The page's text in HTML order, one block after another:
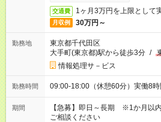
交通費 1ヶ月3万円を上限として
月収例 30万円～
勤務地
東京都千代田区
大手町(東京都)駅から徒歩3分 /
情報処理サ－ビス
勤務時間 09:00-18:00（休憩60分）実働8時
期間
【急募】即日～長期 ※1か月以
ご相談ください